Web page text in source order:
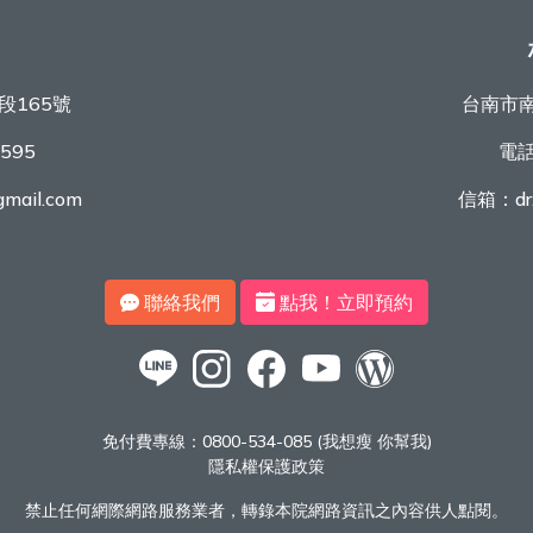
165號
台南市
電
信箱：
聯絡我們 點我！立即預約
免付費專線： 0800-534-085 (我想瘦 你幫我)
隱私權保護政策
禁止任何網際網路服務業者，轉錄本院網路資訊之內容供人點閱。